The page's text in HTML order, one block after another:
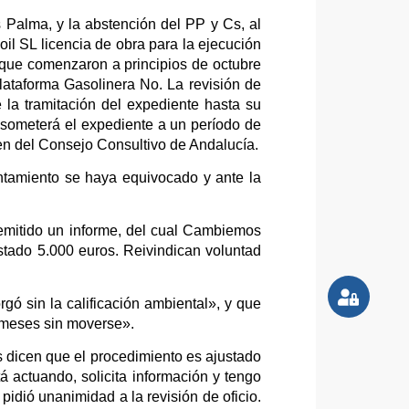
y la abstención del PP y Cs, al
SL licencia de obra para la ejecución
comenzaron a principios de octubre
Gasolinera No. La revisión de
tramitación del expediente hasta su
el expediente a un período de
del Consejo Consultivo de Andalucía.
se haya equivocado y ante la
un informe, del cual Cambiemos
5.000 euros. Reivindican voluntad
sin la calificación ambiental», y que
sin moverse».
que el procedimiento es ajustado
actuando, solicita información y tengo
unanimidad a la revisión de oficio.